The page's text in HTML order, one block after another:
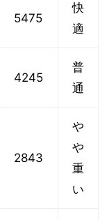
5475
快
適
4245
普
通
2843
や
や
重
い